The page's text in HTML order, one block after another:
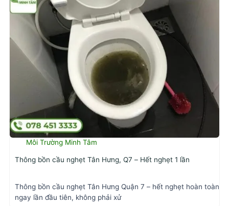
Môi Trường Minh Tâm
Thông bồn cầu nghẹt Tân Hưng, Q7 – Hết nghẹt 1 lần
Thông bồn cầu nghẹt Tân Hưng Quận 7 – hết nghẹt hoàn toàn
ngay lần đầu tiên, không phải xử